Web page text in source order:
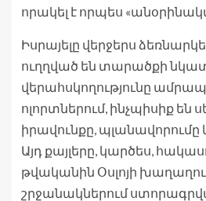
որակել է որպես
Իսրայելը վերջերս
ուղղված են տարածքի
վերահսկողությունը
ոլորտներում, ինչպիսիք են
իրավունքը, պլանավորումը
Այդ քայլերը, կարծես,
թվականին Օսլոյի
շրջանակներում